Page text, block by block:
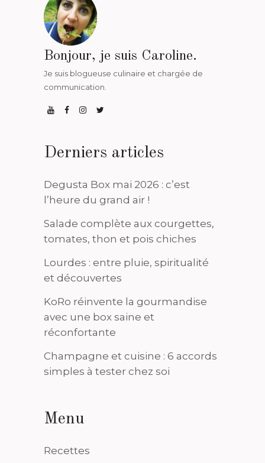
Bonjour, je suis Caroline.
Je suis blogueuse culinaire et chargée de
communication.
Derniers articles
Degusta Box mai 2026 : c’est
l’heure du grand air !
Salade complète aux courgettes,
tomates, thon et pois chiches
Lourdes : entre pluie, spiritualité
et découvertes
KoRo réinvente la gourmandise
avec une box saine et
réconfortante
Champagne et cuisine : 6 accords
simples à tester chez soi
Menu
Recettes